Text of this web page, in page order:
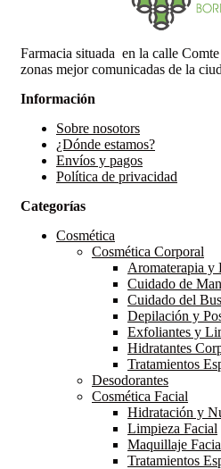
Farmacia situada en la calle
zonas mejor comunicadas de la
Información
Sobre nosotors
¿Dónde estamos?
Envíos y pagos
Política de privacidad
Categorías
Cosmética
Cosmética Corporal
Aromaterapia y
Cuidado de
Cuidado del
Depilación y
Exfoliantes y
Hidratantes
Tratamientos
Desodorantes
Cosmética Facial
Hidratación y
Limpieza Facial
Maquillaje
Tratamientos